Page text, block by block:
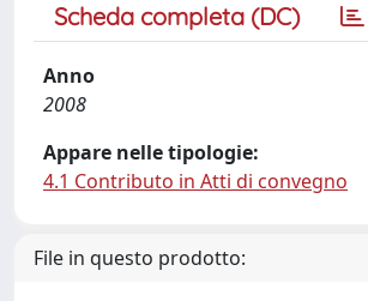
Scheda completa (DC)
Anno
2008
Appare nelle tipologie:
4.1 Contributo in Atti di convegno
File in questo prodotto: